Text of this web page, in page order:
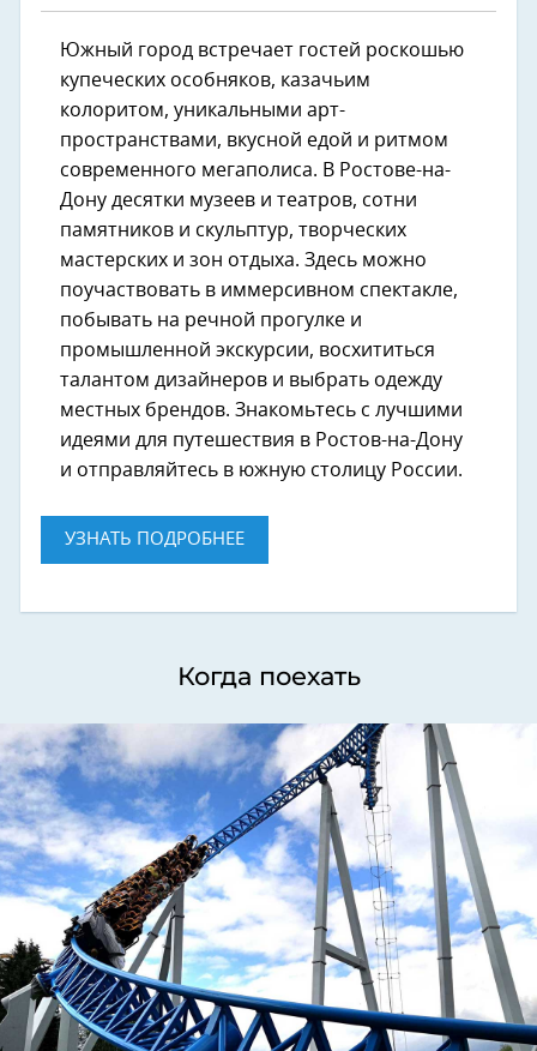
Южный город встречает гостей роскошью
купеческих особняков, казачьим
колоритом, уникальными арт-
пространствами, вкусной едой и ритмом
современного мегаполиса. В Ростове-на-
Дону десятки музеев и театров, сотни
памятников и скульптур, творческих
мастерских и зон отдыха. Здесь можно
поучаствовать в иммерсивном спектакле,
побывать на речной прогулке и
промышленной экскурсии, восхититься
талантом дизайнеров и выбрать одежду
местных брендов. Знакомьтесь с лучшими
идеями для путешествия в Ростов-на-Дону
и отправляйтесь в южную столицу России.
УЗНАТЬ ПОДРОБНЕЕ
Когда поехать